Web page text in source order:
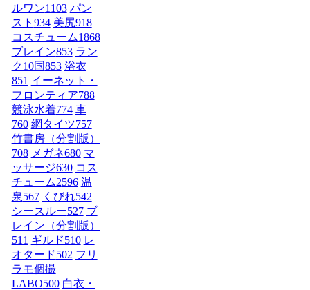
ルワン1103 パン
スト 934 美尻918
コスチューム1868
ブレイン853 ラン
ク10国853 浴衣
851 イーネット・
フロンティア788
競泳水着774 車
760 網タイツ757
竹書房（分割版）
708 メガネ680 マ
ッサージ630 コス
チューム2596 温
泉567 くびれ542
シースルー527 ブ
レイン（分割版）
511 ギルド510 レ
オタード502 フリ
ラモ個撮
LABO500 白衣・